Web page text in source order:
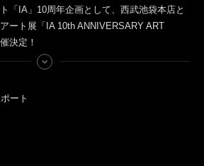
「IA」10周年企画として、西武池袋本店と
ート展「IA 10th ANNIVERSARY ART
決定！
ート